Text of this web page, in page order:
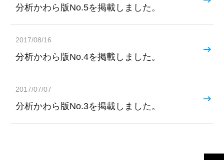
分析かわら版No.5を掲載しました。
2017/08/16
分析かわら版No.4を掲載しました。
2017/07/07
分析かわら版No.3を掲載しました。